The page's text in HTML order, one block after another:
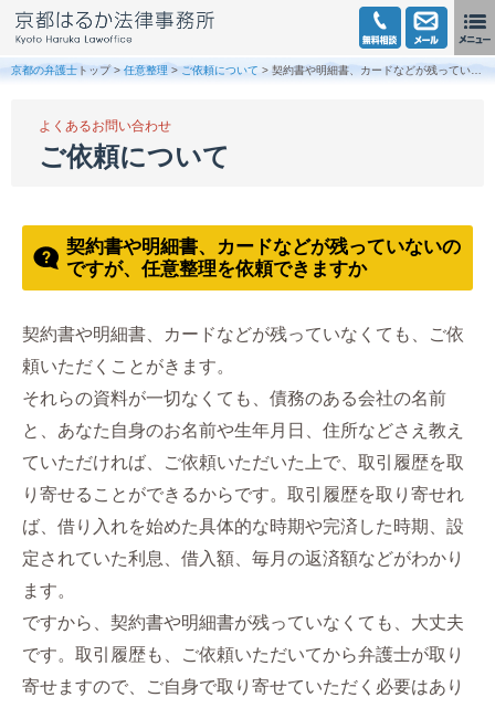
京都の弁護士 トップ > 任意整理 > ご依頼について > 契約書や明細書、カードなどが残っていないのですが、任意整理を依頼できますか
よくあるお問い合わせ
ご依頼について
契約書や明細書、カードなどが残っていないの
ですが、任意整理を依頼できますか
契約書や明細書、カードなどが残っていなくても、ご依
頼いただくことがきます。
それらの資料が一切なくても、債務のある会社の名前
と、あなた自身のお名前や生年月日、住所などさえ教え
ていただければ、ご依頼いただいた上で、取引履歴を取
り寄せることができるからです。取引履歴を取り寄せれ
ば、借り入れを始めた具体的な時期や完済した時期、設
定されていた利息、借入額、毎月の返済額などがわかり
ます。
ですから、契約書や明細書が残っていなくても、大丈夫
です。取引履歴も、ご依頼いただいてから弁護士が取り
寄せますので、ご自身で取り寄せていただく必要はあり